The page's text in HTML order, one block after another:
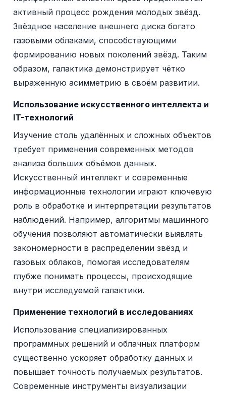
активный процесс рождения молодых звёзд.
Звёздное население внешнего диска богато
газовыми облаками, способствующими
формированию новых поколений звёзд. Таким
образом, галактика демонстрирует чётко
выраженную асимметрию в своём развитии.
Использование искусственного интеллекта и
IT-технологий
Изучение столь удалённых и сложных объектов
требует применения современных методов
анализа больших объёмов данных.
Искусственный интеллект и современные
информационные технологии играют ключевую
роль в обработке и интерпретации результатов
наблюдений. Например, алгоритмы машинного
обучения позволяют автоматически выявлять
закономерности в распределении звёзд и
газовых облаков, помогая исследователям
глубже понимать процессы, происходящие
внутри исследуемой галактики.
Применение технологий в исследованиях
Использование специализированных
программных решений и облачных платформ
существенно ускоряет обработку данных и
повышает точность получаемых результатов.
Современные инструменты визуализации